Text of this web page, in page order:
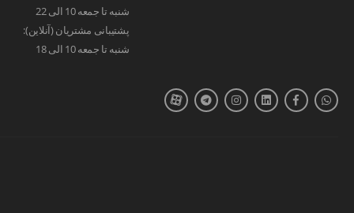
شنبه تا جمعه 10 الی 22
پشتیبانی مشتریان (آنلاین):
شنبه تا جمعه 10 الی 18